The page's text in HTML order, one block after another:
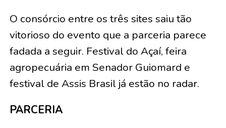
O consórcio entre os três sites saiu tão
vitorioso do evento que a parceria parece
fadada a seguir. Festival do Açaí, feira
agropecuária em Senador Guiomard e
festival de Assis Brasil já estão no radar.
PARCERIA